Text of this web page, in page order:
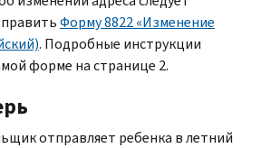
Форму 8822 «Изменение
. Подробные инструкции
форме на странице 2.
отправляет ребенка в летний